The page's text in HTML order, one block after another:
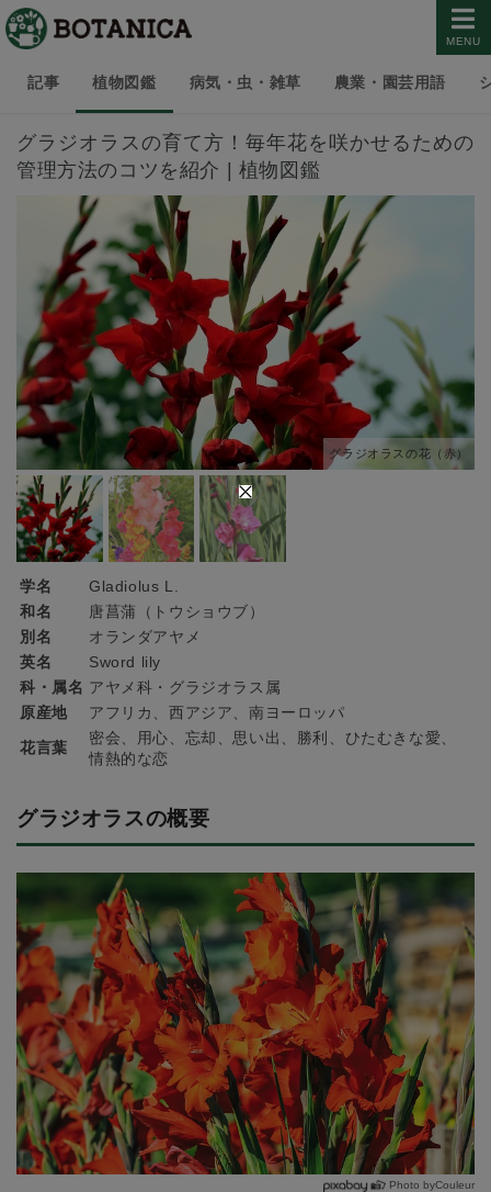
MENU
記事 植物図鑑 病気・虫・雑草 農業・園芸用語
グラジオラスの育て方！毎年花を咲かせるための
管理方法のコツを紹介 | 植物図鑑
グラジオラスの花（赤）
学名
Gladiolus L.
和名
唐菖蒲（トウショウブ）
別名
オランダアヤメ
英名
Sword lily
科・属名 アヤメ科・グラジオラス属
原産地
アフリカ、西アジア、南ヨーロッパ
花言葉
密会、用心、忘却、思い出、勝利、ひたむきな愛、
情熱的な恋
グラジオラスの概要
Photo byCouleur